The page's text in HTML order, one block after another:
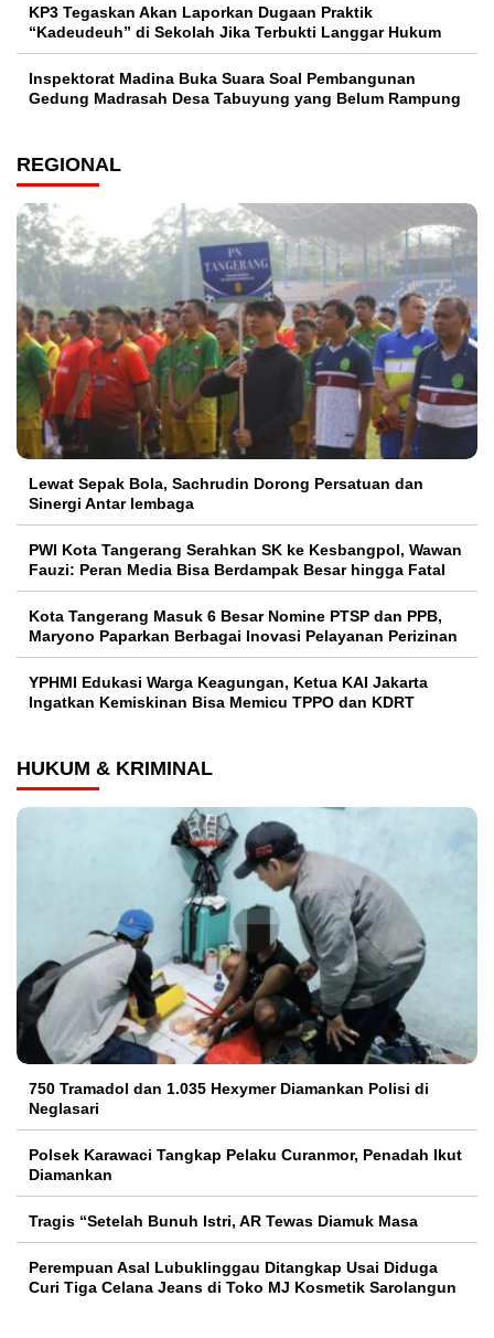
KP3 Tegaskan Akan Laporkan Dugaan Praktik
“Kadeudeuh” di Sekolah Jika Terbukti Langgar Hukum
Inspektorat Madina Buka Suara Soal Pembangunan
Gedung Madrasah Desa Tabuyung yang Belum Rampung
REGIONAL
Lewat Sepak Bola, Sachrudin Dorong Persatuan dan
Sinergi Antar lembaga
PWI Kota Tangerang Serahkan SK ke Kesbangpol, Wawan
Fauzi: Peran Media Bisa Berdampak Besar hingga Fatal
Kota Tangerang Masuk 6 Besar Nomine PTSP dan PPB,
Maryono Paparkan Berbagai Inovasi Pelayanan Perizinan
YPHMI Edukasi Warga Keagungan, Ketua KAI Jakarta
Ingatkan Kemiskinan Bisa Memicu TPPO dan KDRT
HUKUM & KRIMINAL
750 Tramadol dan 1.035 Hexymer Diamankan Polisi di
Neglasari
Polsek Karawaci Tangkap Pelaku Curanmor, Penadah Ikut
Diamankan
Tragis “Setelah Bunuh Istri, AR Tewas Diamuk Masa
Perempuan Asal Lubuklinggau Ditangkap Usai Diduga
Curi Tiga Celana Jeans di Toko MJ Kosmetik Sarolangun